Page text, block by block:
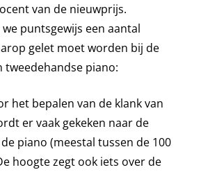
van de nieuwprijs.
puntsgewijs een aantal
gelet moet worden bij de
tweedehandse piano:
het bepalen van de klank van
er vaak gekeken naar de
piano (meestal tussen de 100
hoogte zegt ook iets over de